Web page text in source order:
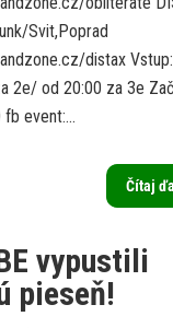
Svit,Poprad
distax
2e/ od 20:00 za 3e
event:...
Čítaj
vypustili
pieseň!